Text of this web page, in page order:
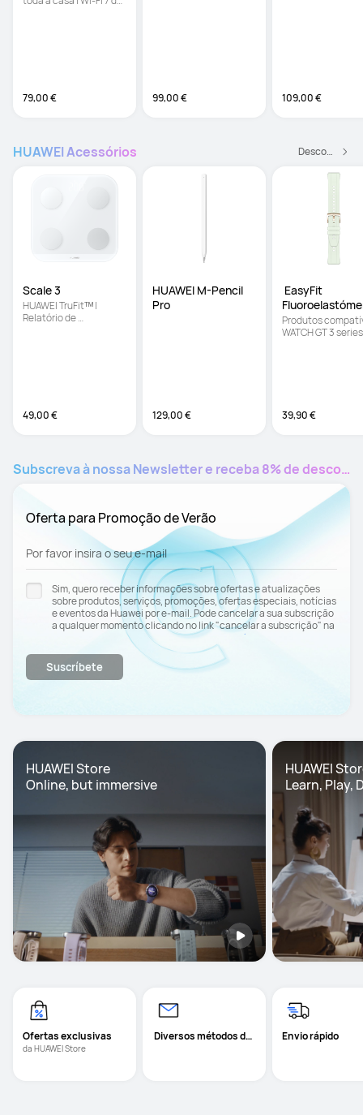
79,00 € 99,00 € 109,00 €
HUAWEI Acessórios Descobrir Mais
Scale 3
HUAWEI TruFitᵀᴹ |
Relatório de
49,00 €
HUAWEI M-Pencil
Pro
129,00 €
EasyFit
Menta
Produtos
WATCH GT 3
em diferentes
39,90 €
Subscreva à nossa Newsletter e receba 8% de desconto para tudo**
Oferta para Promoção de Verão
Por favor insira o seu e-mail
Sim, quero receber informações sobre ofertas e atualizações
sobre produtos, serviços, promoções, ofertas especiais, notícias
e eventos da Huawei por e-mail. Pode cancelar a sua subscrição
a qualquer momento clicando no link "cancelar a subscrição" na
parte inferior do e-mail. Consulte nossa
Política de
Privacidadepara obter mais informações.
Suscríbete
HUAWEI Store
Online, but immersive
HUAWEI
Learn, Play,
Ofertas exclusivas
da HUAWEI Store
Diversos métodos de
Envio rápido